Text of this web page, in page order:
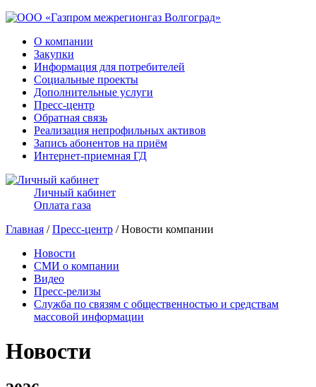
О компании
Закупки
Информация для потребителей
Социальные проекты
Дополнительные услуги
Пресс-центр
Обратная связь
Реализация непрофильных активов
Запись абонентов на приём
Интернет-приемная ГД
Личный кабинет
Оплата газа
Главная /Пресс-центр / Новости компании
Новости
СМИ о компании
Видео
Пресс-релизы
Служба по связям с общественностью и средствам
массовой информации
Новости